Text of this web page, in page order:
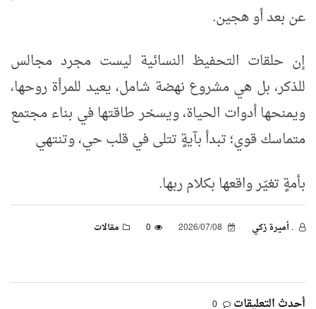
عن بعد أو هجين.
إن حلقات التحفيظ النسائية ليست مجرد مجالس
للذكر، بل هي مشروع نهضة شامل، يعيد للمرأة روحها،
ويمنحها أدوات الحياة، ويسخر طاقتها في بناء مجتمع
متماسك قوي؛ تبدأ بآيةٍ تتلى في قلب حي، وتنتهي
بأمةٍ تغيّر واقعها بكلام ربها.
. أميرة زكي 0 مقالات
أحدث التعليقات 0